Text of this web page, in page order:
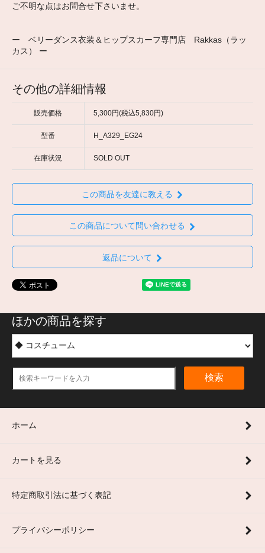
ご不明な点はお問合せ下さいませ。
ー ベリーダンス衣装＆ヒップスカーフ専門店 Rakkas（ラッ
カス） ー
その他の詳細情報
販売価格 5,300円(税込5,830円)
型番 H_A329_EG24
在庫状況 SOLD OUT
この商品を友達に教える
この商品について問い合わせる
返品について
ほかの商品を探す
検索
ホーム
カートを見る
特定商取引法に基づく表記
プライバシーポリシー